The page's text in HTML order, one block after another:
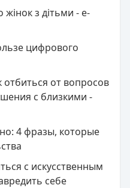
жінок з дітьми - e-
цифрового
отбиться от вопросов
с близкими -
4 фразы, которые
с искусственным
себе